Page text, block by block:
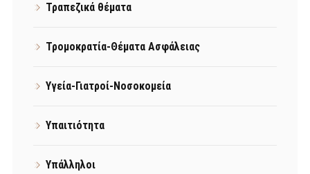
Τραπεζικά θέματα
Τρομοκρατία-Θέματα Ασφάλειας
Υγεία-Γιατροί-Νοσοκομεία
Υπαιτιότητα
Υπάλληλοι